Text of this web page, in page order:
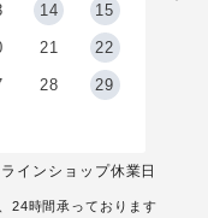
14 15
21 22
28 29
インショップ休業日
24時間承っております